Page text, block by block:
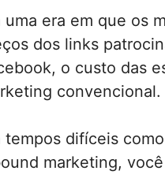
uma era em que os
dos links
o custo das
convencional.
tempos difíceis
marketing,